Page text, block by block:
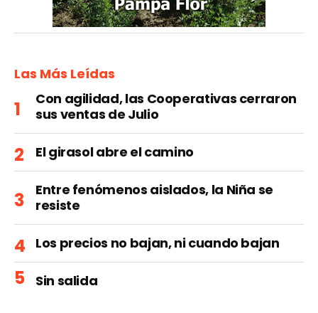
Las Más Leídas
Con agilidad, las Cooperativas cerraron
sus ventas de Julio
El girasol abre el camino
Entre fenómenos aislados, la Niña se
resiste
Los precios no bajan, ni cuando bajan
Sin salida